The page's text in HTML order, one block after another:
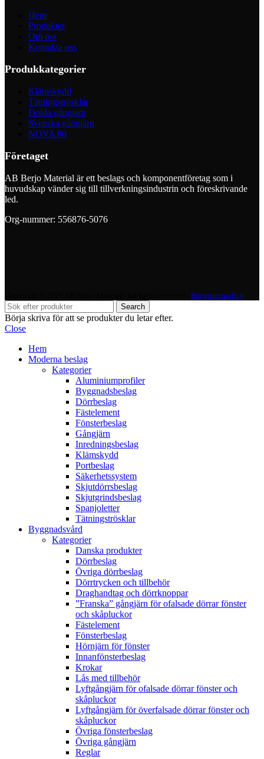
Hem
Produkter
Om oss
Kontakta oss
Produkkategorier
Klämskydd
Tätningströsklar
Dolda gångjärn
Svenska gångjärn
NOVA 80
Företaget
AB Berjo Material är ett beslags och komponentföretag som i
huvudskap vänder sig till tillverkningsindustrin och föreskrivande
led.
Org-nummer: 556876-5076
Integritetspolicy
Search
Börja skriva för att se produkter du letar efter.
Close
Hem
Moderna beslag
Kategorier
Aluminiumprofiler
Byggnadsbeslag
Dörrbeslag
Fästelement
Fönsterbeslag
Gångjärn
Inredningsbeslag
Klämskydd
Portbeslag
Säkerhetssystem
Skjutdörrsbeslag
Skjutgrindsbeslag
Spanjoletter
Tätningströsklar
Byggnadsvård
Kategorier
Danska produkter
Dörrbeslag
Övriga dörrbeslag
Dörrtrycken och tillbehör
Draghandtag och dörrknoppar
”Franska” gångjärn för ofalsade dörrar fönster
och skåpluckor
Fästelement
Fönsterbeslag
Hörnjärn för fönster
Innanfönsterbeslag
Krokar
Lås med tillbehör
Lyftgångjärn för ofalsade dörrar fönster och
skåpluckor
Lyftgångjärn för överfalsade dörrar fönster och
skåpluckor
Övriga fönsterbeslag
Övriga gångjärn
Reglar